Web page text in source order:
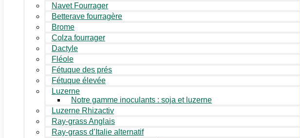
Navet Fourrager
Betterave fourragère
Brome
Colza fourrager
Dactyle
Fléole
Fétuque des prés
Fétuque élevée
Luzerne
Notre gamme inoculants : soja et luzerne
Luzerne Rhizactiv
Ray-grass Anglais
Ray-grass d’Italie alternatif